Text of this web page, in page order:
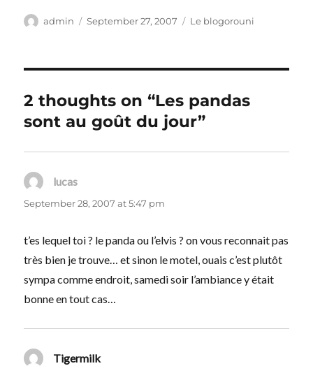
Author
admin
Posted
September 27, 2007 Categories
Le blogorouni
2 thoughts on “Les pandas
sont au goût du jour”
lucas
September 28, 2007 at 5:47 pm
t’es lequel toi ? le panda ou l’elvis ? on vous reconnait pas
très bien je trouve… et sinon le motel, ouais c’est plutôt
sympa comme endroit, samedi soir l’ambiance y était
bonne en tout cas…
Tigermilksays: